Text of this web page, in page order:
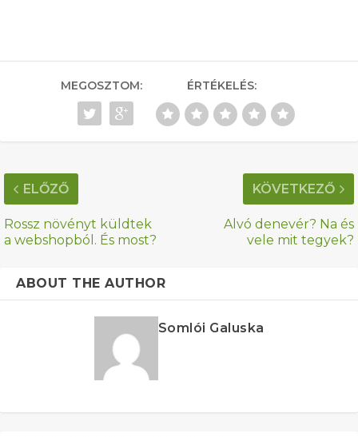
MEGOSZTOM: ÉRTÉKELÉS:
ELŐZŐ
Rossz növényt küldtek
a webshopból. És most?
KÖVETKEZŐ
Alvó denevér? Na és
vele mit tegyek?
ABOUT THE AUTHOR
Somlói Galuska